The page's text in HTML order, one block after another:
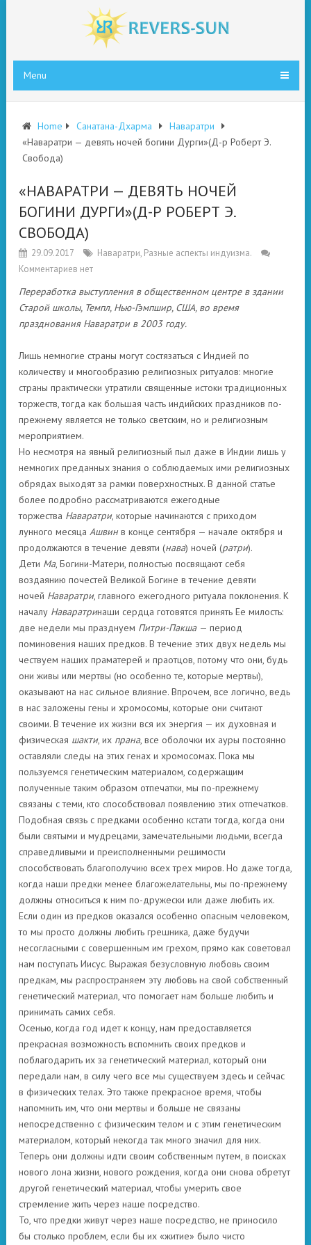
Menu
Home Санатана-Дхарма
Наваратри
«Наваратри — девять ночей богини Дурги»(Д-р Роберт Э.
Свобода)
«НАВАРАТРИ — ДЕВЯТЬ НОЧЕЙ
БОГИНИ ДУРГИ»(Д-Р РОБЕРТ Э.
СВОБОДА)
29.09.2017 Наваратри, Разные аспекты индуизма.
Комментариев нет
Переработка выступления в общественном центре в здании
Старой школы, Темпл, Нью-Гэмпшир, США, во время
празднования Наваратри в 2003 году.
Лишь немногие страны могут состязаться с Индией по
количеству и многообразию религиозных ритуалов: многие
страны практически утратили священные истоки традиционных
торжеств, тогда как большая часть индийских праздников по-
прежнему является не только светским, но и религиозным
мероприятием.
Но несмотря на явный религиозный пыл даже в Индии лишь у
немногих преданных знания о соблюдаемых ими религиозных
обрядах выходят за рамки поверхностных. В данной статье
более подробно рассматриваются ежегодные
торжества Наваратри, которые начинаются с приходом
лунного месяца Ашвин в конце сентября — начале октября и
продолжаются в течение девяти (нава) ночей (ратри).
Дети Ма, Богини-Матери, полностью посвящают себя
воздаянию почестей Великой Богине в течение девяти
ночей Наваратри, главного ежегодного ритуала поклонения. К
началу Наваратринаши сердца готовятся принять Ее милость:
две недели мы празднуем Питри-Пакша — период
поминовения наших предков. В течение этих двух недель мы
чествуем наших праматерей и праотцов, потому что они, будь
они живы или мертвы (но особенно те, которые мертвы),
оказывают на нас сильное влияние. Впрочем, все логично, ведь
в нас заложены гены и хромосомы, которые они считают
своими. В течение их жизни вся их энергия — их духовная и
физическая шакти, их прана, все оболочки их ауры постоянно
оставляли следы на этих генах и хромосомах. Пока мы
пользуемся генетическим материалом, содержащим
полученные таким образом отпечатки, мы по-прежнему
связаны с теми, кто способствовал появлению этих отпечатков.
Подобная связь с предками особенно кстати тогда, когда они
были святыми и мудрецами, замечательными людьми, всегда
справедливыми и преисполненными решимости
способствовать благополучию всех трех миров. Но даже тогда,
когда наши предки менее благожелательны, мы по-прежнему
должны относиться к ним по-дружески или даже любить их.
Если один из предков оказался особенно опасным человеком,
то мы просто должны любить грешника, даже будучи
несогласными с совершенным им грехом, прямо как советовал
нам поступать Иисус. Выражая безусловную любовь своим
предкам, мы распространяем эту любовь на свой собственный
генетический материал, что помогает нам больше любить и
принимать самих себя.
Осенью, когда год идет к концу, нам предоставляется
прекрасная возможность вспомнить своих предков и
поблагодарить их за генетический материал, который они
передали нам, в силу чего все мы существуем здесь и сейчас
в физических телах. Это также прекрасное время, чтобы
напомнить им, что они мертвы и больше не связаны
непосредственно с физическим телом и с этим генетическим
материалом, который некогда так много значил для них.
Теперь они должны идти своим собственным путем, в поисках
нового лона жизни, нового рождения, когда они снова обретут
другой генетический материал, чтобы умерить свое
стремление жить через наше посредство.
То, что предки живут через наше посредство, не приносило
бы столько проблем, если бы их «житие» было чисто